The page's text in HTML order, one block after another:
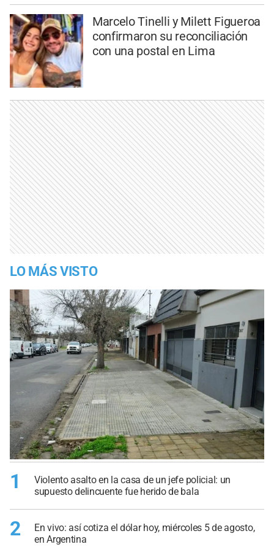
Marcelo Tinelli y Milett Figueroa
confirmaron su reconciliación
con una postal en Lima
LO MÁS VISTO
1
Violento asalto en la casa de un jefe policial: un
supuesto delincuente fue herido de bala
2
En vivo: así cotiza el dólar hoy, miércoles 5 de agosto,
en Argentina